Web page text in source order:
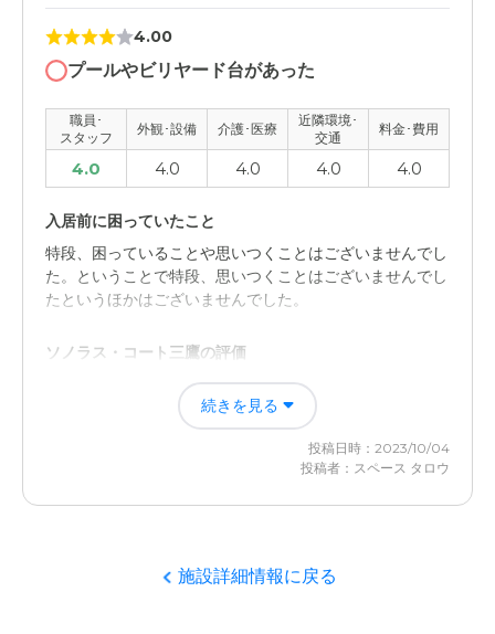
4.00
プールやビリヤード台があった
職員･
スタッフ
外観･設備 介護･医療
近隣環境･
交通
料金･費用
4.0 4.0 4.0 4.0 4.0
入居前に困っていたこと
特段、困っていることや思いつくことはございませんでし
た。ということで特段、思いつくことはございませんでし
たというほかはございませんでした。
ソノラス・コート三鷹の評価
アメリカチックなハードとソフトであったというような
「イメージをリアルに感じ入ることがことが出来たように
続きを見る
投稿日時：2023/10/04
投稿者：スペース タロウ
施設詳細情報に戻る